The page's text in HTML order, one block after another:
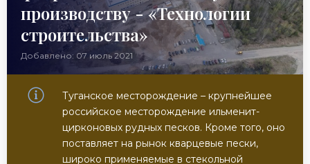
производству - «Технологии
строительства»
Добавлено: 07 июль 2021
Туганское месторождение – крупнейшее
российское месторождение ильменит-
цирконовых рудных песков. Кроме того, оно
поставляет на рынок кварцевые пески,
широко применяемые в стекольной